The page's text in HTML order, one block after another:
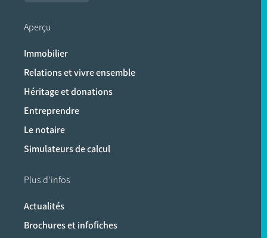
Aperçu
Immobilier
Relations et vivre ensemble
Héritage et donations
Entreprendre
Le notaire
Simulateurs de calcul
Plus d'infos
Actualités
Brochures et infofiches